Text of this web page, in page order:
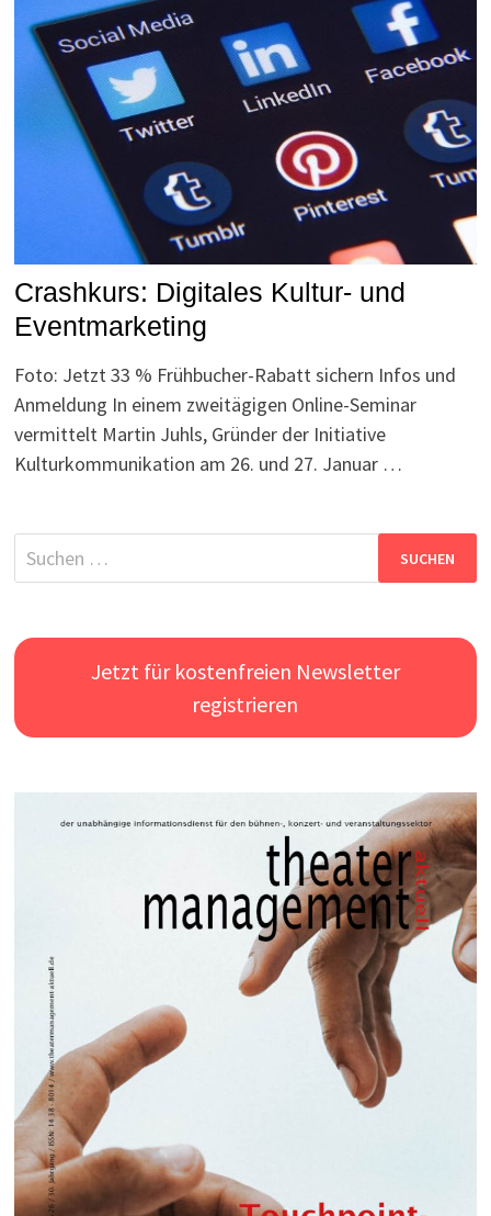
Crashkurs: Digitales Kultur- und
Eventmarketing
Foto: Jetzt 33 % Frühbucher-Rabatt sichern Infos und
Anmeldung In einem zweitägigen Online-Seminar
vermittelt Martin Juhls, Gründer der Initiative
Kulturkommunikation am 26. und 27. Januar …
Suchen
nach:
Jetzt für kostenfreien Newsletter
registrieren